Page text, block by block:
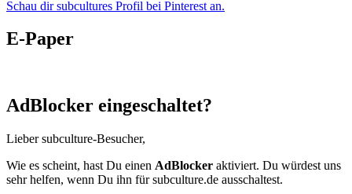
Schau dir subcultures Profil bei Pinterest an.
E-Paper
AdBlocker eingeschaltet?
Lieber subculture-Besucher,
Wie es scheint, hast Du einen AdBlocker aktiviert. Du würdest uns
sehr helfen, wenn Du ihn für subculture.de ausschaltest.